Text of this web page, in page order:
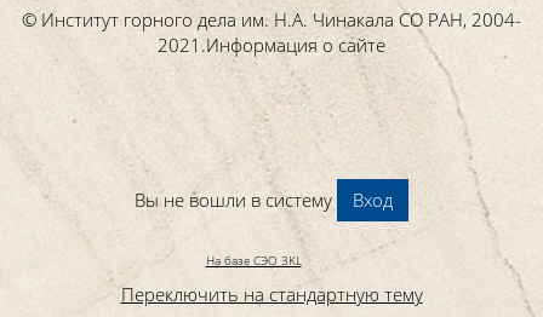
© Институт горного дела им. Н.А. Чинакала СО РАН, 2004-
2021.Информация о сайте
Вы не вошли в систему Вход
На базе СЭО 3KL
Переключить на стандартную тему